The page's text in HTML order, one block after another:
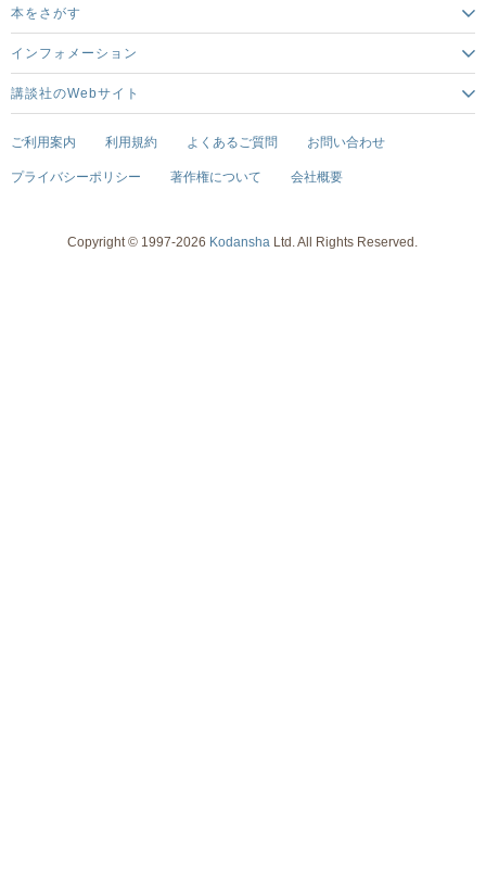
本をさがす
インフォメーション
講談社のWebサイト
ご利用案内 利用規約 よくあるご質問 お問い合わせ
プライバシーポリシー 著作権について 会社概要
Copyright © 1997-2026 Kodansha Ltd. All Rights Reserved.